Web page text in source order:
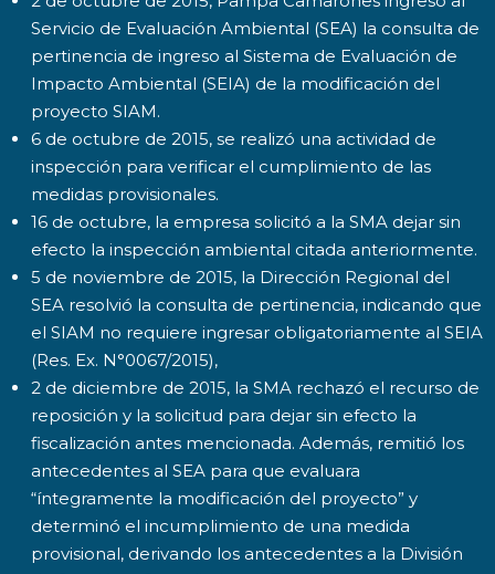
Servicio de Evaluación Ambiental (SEA) la consulta de
pertinencia de ingreso al Sistema de Evaluación de
Impacto Ambiental (SEIA) de la modificación del
proyecto SIAM.
6 de octubre de 2015, se realizó una actividad de
inspección para verificar el cumplimiento de las
medidas provisionales.
16 de octubre, la empresa solicitó a la SMA dejar sin
efecto la inspección ambiental citada anteriormente.
5 de noviembre de 2015, la Dirección Regional del
SEA resolvió la consulta de pertinencia, indicando que
el SIAM no requiere ingresar obligatoriamente al SEIA
(Res. Ex. N°0067/2015),
2 de diciembre de 2015, la SMA rechazó el recurso de
reposición y la solicitud para dejar sin efecto la
fiscalización antes mencionada. Además, remitió los
antecedentes al SEA para que evaluara
“íntegramente la modificación del proyecto” y
determinó el incumplimiento de una medida
provisional, derivando los antecedentes a la División